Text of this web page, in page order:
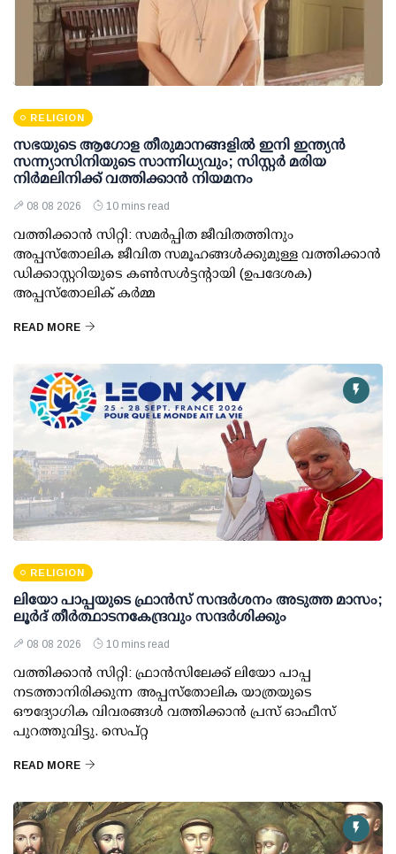
RELIGION
സഭയുടെ ആഗോള തീരുമാനങ്ങളിൽ ഇനി ഇന്ത്യൻ
സന്ന്യാസിനിയുടെ സാന്നിധ്യവും; സിസ്റ്റർ മരിയ
നിർമലിനിക്ക് വത്തിക്കാൻ നിയമനം
08 08 2026 10 mins read
വത്തിക്കാൻ സിറ്റി: സമർപ്പിത ജീവിതത്തിനും
അപ്പസ്തോലിക ജീവിത സമൂഹങ്ങൾക്കുമുള്ള വത്തിക്കാൻ
ഡിക്കാസ്റ്ററിയുടെ കൺസൾട്ടന്റായി (ഉപദേശക)
അപ്പസ്തോലിക് കർമ്മ
READ MORE
RELIGION
ലിയോ പാപ്പയുടെ ഫ്രാൻസ് സന്ദർശനം അടുത്ത മാസം;
ലൂർദ് തീർത്ഥാടനകേന്ദ്രവും സന്ദർശിക്കും
08 08 2026 10 mins read
വത്തിക്കാൻ സിറ്റി: ഫ്രാൻസിലേക്ക് ലിയോ പാപ്പ
നടത്താനിരിക്കുന്ന അപ്പസ്തോലിക യാത്രയുടെ
ഔദ്യോഗിക വിവരങ്ങൾ വത്തിക്കാൻ പ്രസ് ഓഫീസ്
പുറത്തുവിട്ടു. സെപ്റ്റ
READ MORE